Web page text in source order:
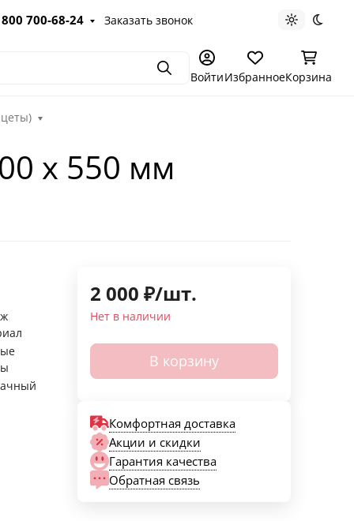
700-68-24 Заказать звонок Светлая
ПоискВойтиИзбранноеКорзина
х 550 мм
2 000 ₽/шт.
Нет в наличии
В корзину
Комфортная доставка
Акции и скидки
Гарантия качества
Обратная связь